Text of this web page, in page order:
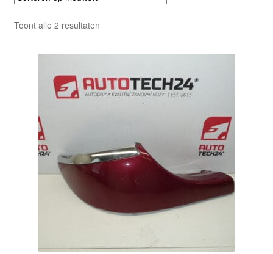
Toont alle 2 resultatenGesorteerd
nieuwste